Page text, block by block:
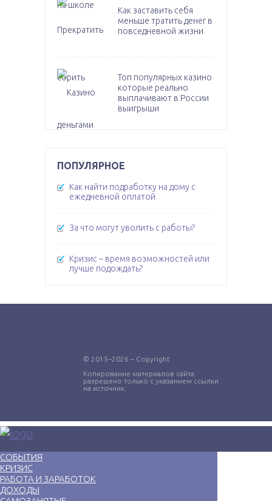
Как заставить себя
меньше тратить денег в
повседневной жизни
Топ популярных казино
которые реально
выплачивают в России
выигрыши
ПОПУЛЯРНОЕ
Как найти подработку на дому с
ежедневной оплатой
За что могут уволить с работы?
Кризис – время возможностей или
лучше подождать?
© 2015–2026 – Copyright
Копирование материалов сайта
разрешено только с указанием ссылки
на источник.
СОБЫТИЯ
КРИЗИС
РАБОТА И ЗАРАБОТОК
ДОХОДЫ